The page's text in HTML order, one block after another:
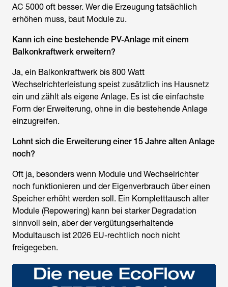
AC 5000 oft besser. Wer die Erzeugung tatsächlich
erhöhen muss, baut Module zu.
Kann ich eine bestehende PV-Anlage mit einem
Balkonkraftwerk erweitern?
Ja, ein Balkonkraftwerk bis 800 Watt
Wechselrichterleistung speist zusätzlich ins Hausnetz
ein und zählt als eigene Anlage. Es ist die einfachste
Form der Erweiterung, ohne in die bestehende Anlage
einzugreifen.
Lohnt sich die Erweiterung einer 15 Jahre alten Anlage
noch?
Oft ja, besonders wenn Module und Wechselrichter
noch funktionieren und der Eigenverbrauch über einen
Speicher erhöht werden soll. Ein Kompletttausch alter
Module (Repowering) kann bei starker Degradation
sinnvoll sein, aber der vergütungserhaltende
Modultausch ist 2026 EU-rechtlich noch nicht
freigegeben.